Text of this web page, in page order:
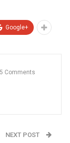
Google+
Comments
NEXT POST